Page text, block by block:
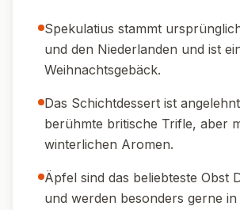
Spekulatius stammt
und den Niederlanden und ist
Weihnachtsgebäck.
Das Schichtdessert ist
berühmte britische Trifle, aber
winterlichen Aromen.
Äpfel sind das beliebteste Obst
und werden besonders gerne in